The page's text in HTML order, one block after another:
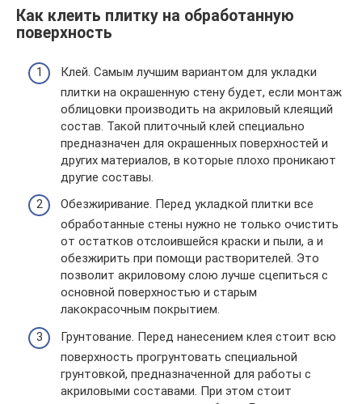
Как клеить плитку на обработанную
поверхность
Клей. Самым лучшим вариантом для укладки
плитки на окрашенную стену будет, если монтаж
облицовки производить на акриловый клеящий
состав. Такой плиточный клей специально
предназначен для окрашенных поверхностей и
других материалов, в которые плохо проникают
другие составы.
Обезжиривание. Перед укладкой плитки все
обработанные стены нужно не только очистить
от остатков отслоившейся краски и пыли, а и
обезжирить при помощи растворителей. Это
позволит акриловому слою лучше сцепиться с
основной поверхностью и старым
лакокрасочным покрытием.
Грунтование. Перед нанесением клея стоит всю
поверхность прогрунтовать специальной
грунтовкой, предназначенной для работы с
акриловыми составами. При этом стоит